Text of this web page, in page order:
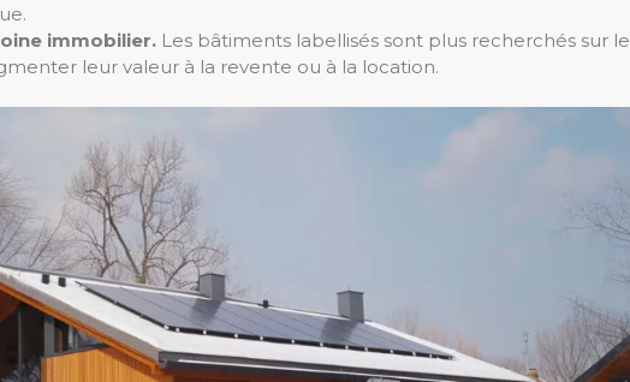
immobilier. Les bâtiments labellisés sont plus recherchés sur le
leur valeur à la revente ou à la location.